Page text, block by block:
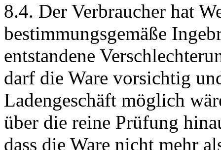
8.4. Der Verbraucher hat
bestimmungsgemäße
entstandene
darf die Ware vorsichtig
Ladengeschäft möglich
über die reine Prüfung
dass die Ware nicht mehr